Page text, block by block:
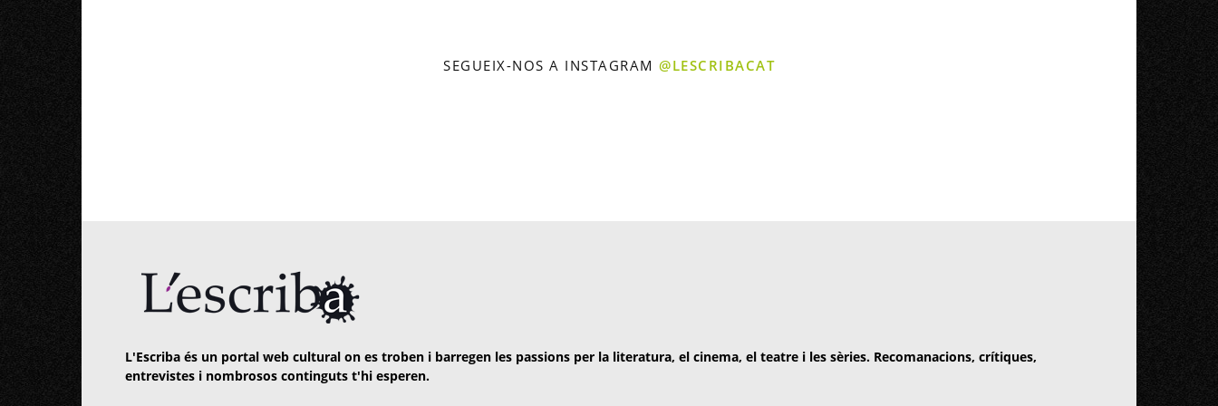
SEGUEIX-NOS A INSTAGRAM @LESCRIBACAT
L'Escriba és un portal web cultural on es troben i barregen les passions per la literatura, el cinema, el teatre i les sèries. Recomanacions, crítiques,
entrevistes i nombrosos continguts t'hi esperen.